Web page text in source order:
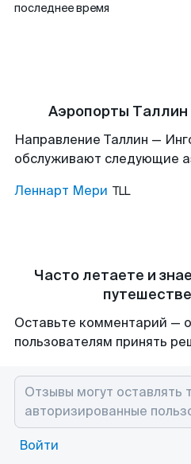
последнее время
Аэропорты
Направление Таллин —
обслуживают следующие
Леннарт Мери TLL
Часто летаете и
Оставьте комментарий —
пользователям принять
Войти